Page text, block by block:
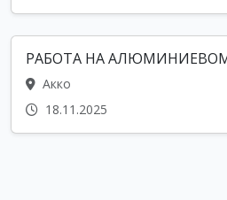
РАБОТА НА
Акко
18.11.2025